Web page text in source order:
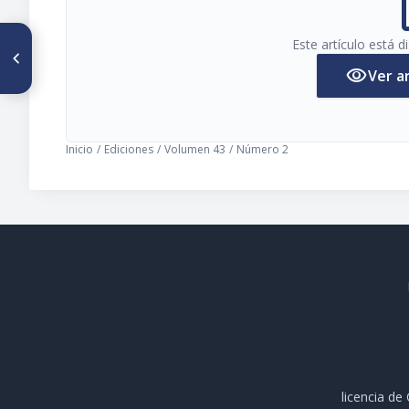
Este artículo está
visibilityVer
Inicio / Ediciones / Volumen 43 / Número 2
licencia de